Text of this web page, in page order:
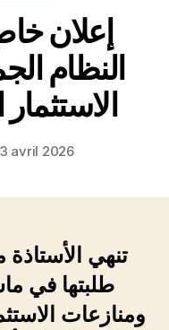
إعلان
النظام
avril 2026
تنهي
طلبتها في
ومنازعات